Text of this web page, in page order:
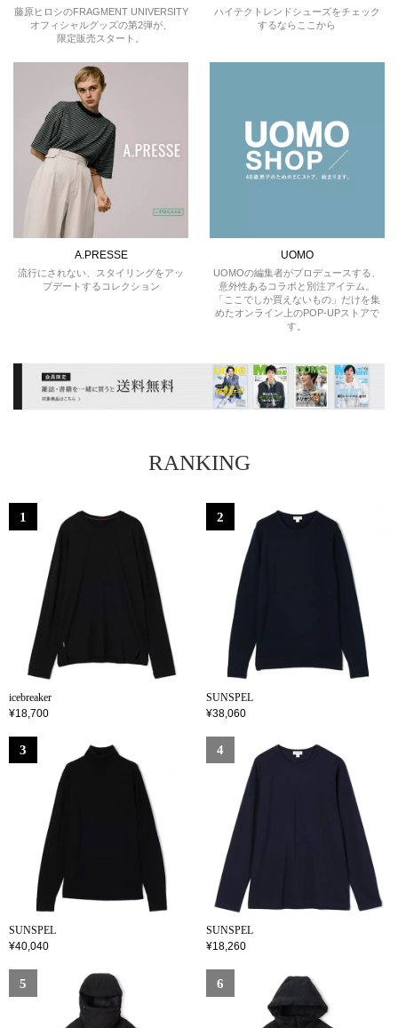
藤原ヒロシのFRAGMENT UNIVERSITY
オフィシャルグッズの第2弾が、
限定販売スタート。
ハイテクトレンドシューズをチェック
するならここから
A.PRESSE
流行にされない、スタイリングをアッ
プデートするコレクション
UOMO
UOMOの編集者がプロデュースする、
意外性あるコラボと別注アイテム。
「ここでしか買えないもの」だけを集
めたオンライン上のPOP-UPストアで
す。
RANKING
icebreaker
¥18,700
SUNSPEL
¥38,060
SUNSPEL
¥40,040
SUNSPEL
¥18,260